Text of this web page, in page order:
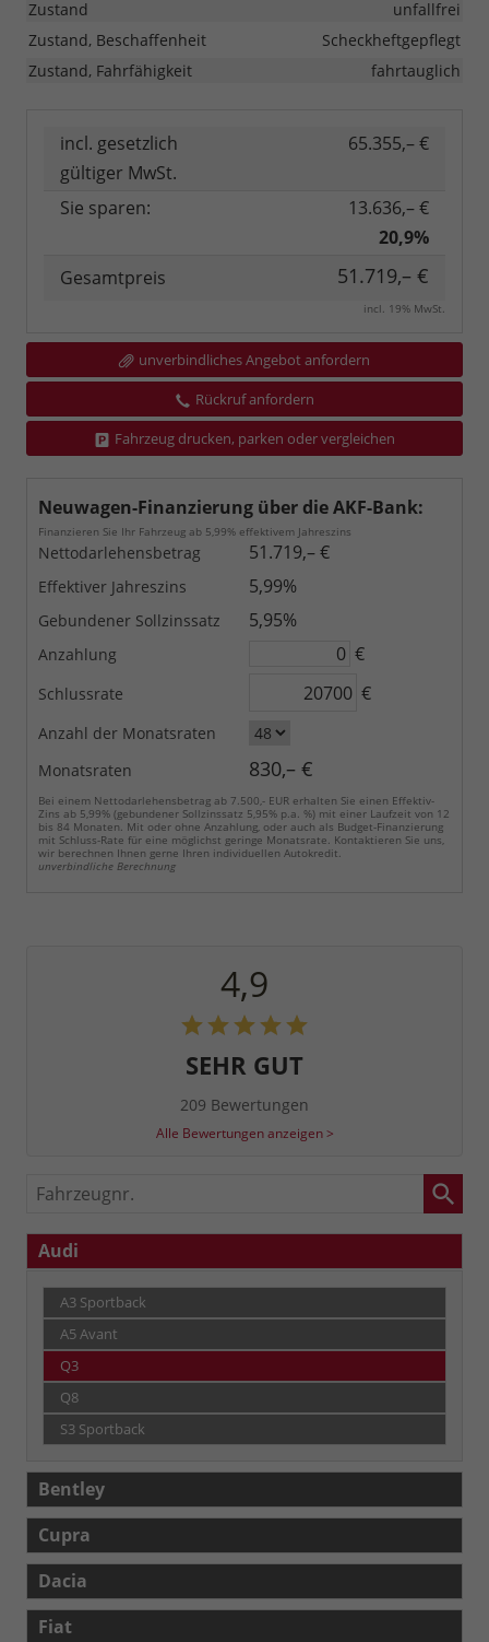
Zustand
unfallfrei
Zustand, Beschaffenheit
Scheckheftgepflegt
Zustand, Fahrfähigkeit
fahrtauglich
incl. gesetzlich
gültiger MwSt.
65.355,– €
Sie sparen:
13.636,– €
20,9%
Gesamtpreis
51.719,– €
incl. 19% MwSt.
unverbindliches Angebot anfordern
Rückruf anfordern
Fahrzeug drucken, parken oder vergleichen
Neuwagen-Finanzierung über die AKF-Bank:
Finanzieren Sie Ihr Fahrzeug ab 5,99% effektivem Jahreszins
Nettodarlehensbetrag 51.719,– €
Effektiver Jahreszins 5,99%
Gebundener Sollzinssatz 5,95%
Anzahlung €
Schlussrate €
Anzahl der Monatsraten
Monatsraten
830,– €
Bei einem Nettodarlehensbetrag ab 7.500,- EUR erhalten Sie einen Effektiv-
Zins ab 5,99% (gebundener Sollzinssatz 5,95% p.a. %) mit einer Laufzeit von 12
bis 84 Monaten. Mit oder ohne Anzahlung, oder auch als Budget-Finanzierung
mit Schluss-Rate für eine möglichst geringe Monatsrate. Kontaktieren Sie uns,
wir berechnen Ihnen gerne Ihren individuellen Autokredit.
unverbindliche Berechnung
4,9
SEHR GUT
209 Bewertungen
Alle Bewertungen anzeigen >
Fahrzeugnr.
Audi
A3 Sportback
A5 Avant
Q3
Q8
S3 Sportback
Bentley
Cupra
Dacia
Fiat